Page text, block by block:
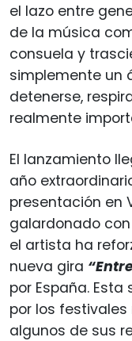
el lazo entre
de la música
consuela y
simplemente un
detenerse,
realmente
El lanzamiento
año
presentación en
galardonado
el artista ha
nueva gira
por España. Esta
por los
algunos de sus